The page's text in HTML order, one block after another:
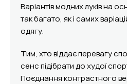
Варіантів модних луків на
так багато, як і самих
одягу.
Тим, хто віддає перевагу
сенс підібрати до худої
Поєднання контрастного